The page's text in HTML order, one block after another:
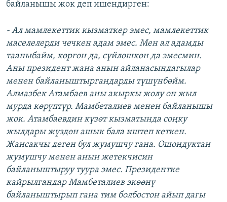
байланышы жок деп ишендирген:
- Ал мамлекеттик кызматкер эмес, мамлекеттик
маселелерди чечкен адам эмес. Мен ал адамды
тааныбайм, көргөн да, сүйлөшкөн да эмесмин.
Аны президент жана анын айланасындагылар
менен байланыштыргандарды түшүнбөйм.
Алмазбек Атамбаев аны акыркы жолу он жыл
мурда көрүптүр. Мамбеталиев менен байланышы
жок. Атамбаевдин күзөт кызматында соңку
жылдары жүздөн ашык бала иштеп кеткен.
Жансакчы деген бул жумушчу гана. Ошондуктан
жумушчу менен анын жетекчисин
байланыштыруу туура эмес. Президентке
кайрылгандар Мамбеталиев экөөнү
байланыштырып гана тим болбостон айып дагы